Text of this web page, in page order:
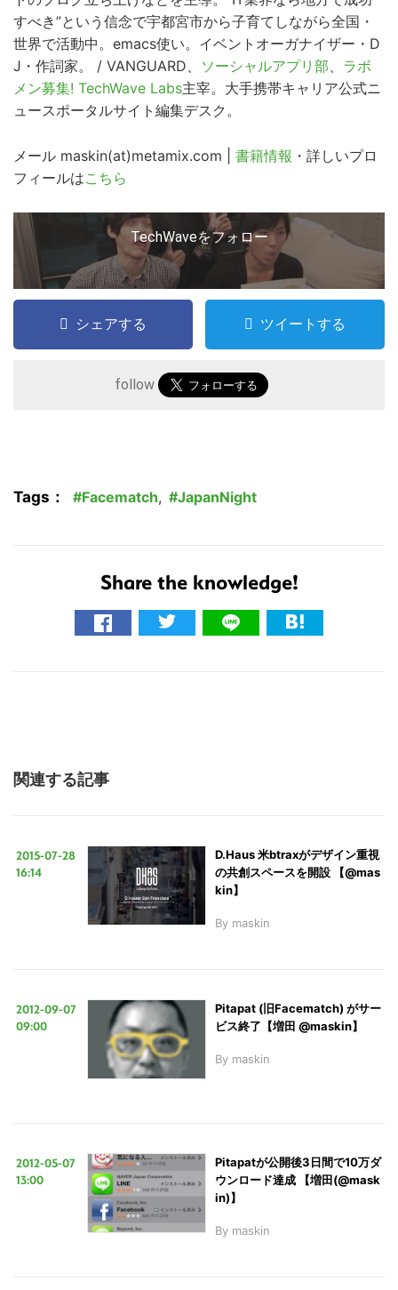
すべき”という信念で宇都宮市から子育てしながら全国・
世界で活動中。emacs使い。イベントオーガナイザー・D
J・作詞家。 / VANGUARD、 ソーシャルアプリ部
ラボ
メン募集! TechWave Labs主宰。大手携帯キャリア公式ニ
ュースポータルサイト編集デスク。
メール maskin(at)metamix.com | 書籍情報 ・詳しいプロ
フィールはこちら
TechWaveをフォロー
シェアする ツイートする
follow
Tags： Facematch, JapanNight
Share the knowledge!
関連する記事
2015-07-28
16:14
D.Haus 米btraxがデザイン重視
の共創スペースを開設 【@mas
kin】
By maskin
2012-09-07
09:00
Pitapat (旧Facematch) がサー
ビス終了【増田 @maskin】
By maskin
2012-05-07
13:00
Pitapatが公開後3日間で10万ダ
ウンロード達成 【増田(@mask
in)】
By maskin
こ
の
サ
を